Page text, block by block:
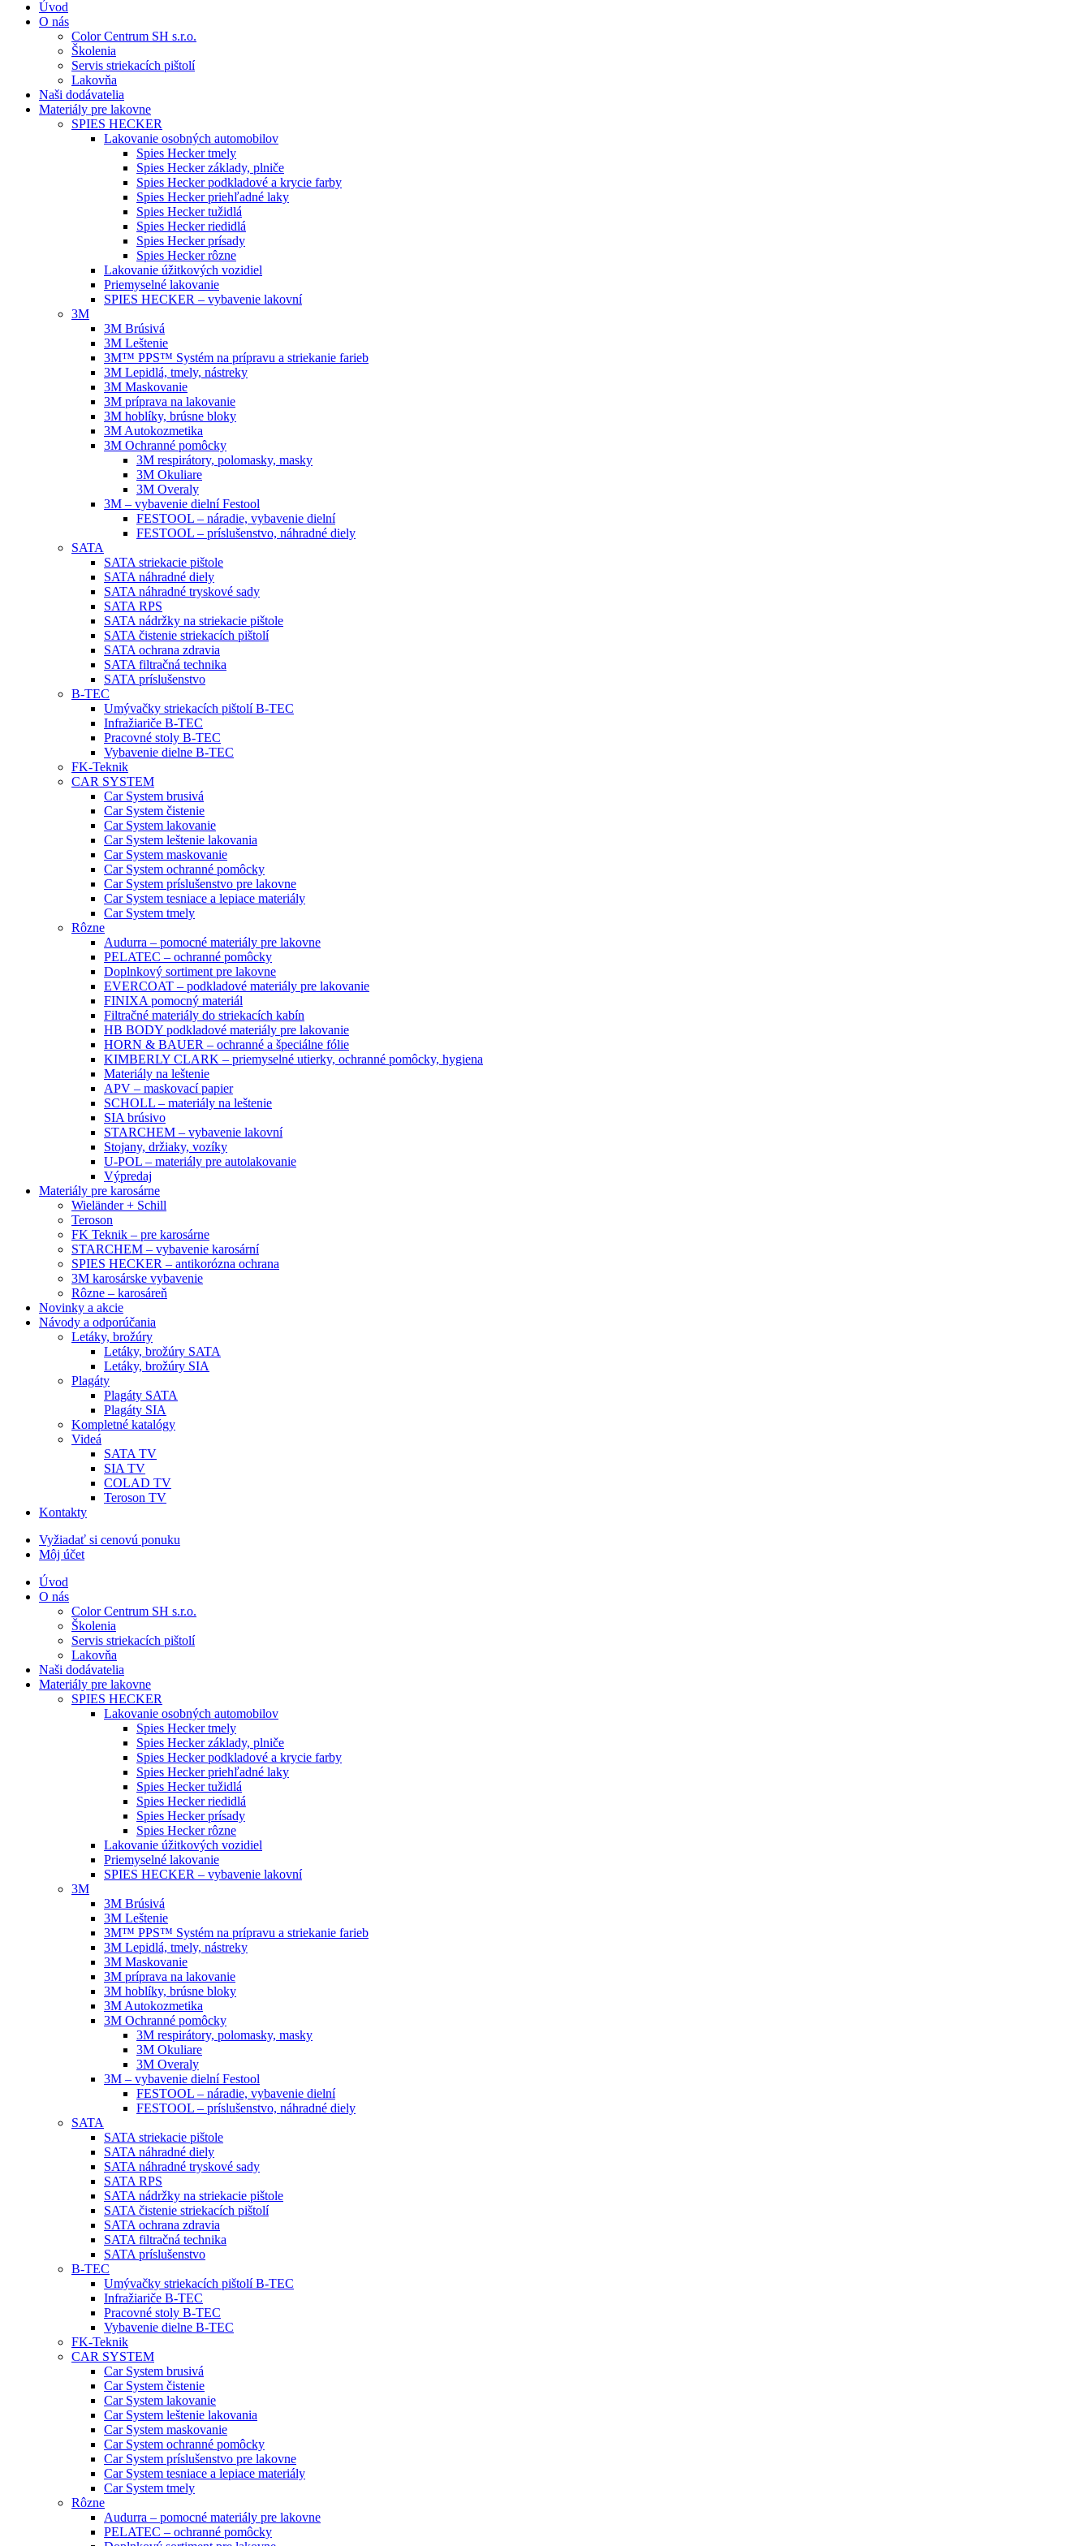
Úvod
O nás
Color Centrum SH s.r.o.
Školenia
Servis striekacích pištolí
Lakovňa
Naši dodávatelia
Materiály pre lakovne
SPIES HECKER
Lakovanie osobných automobilov
Spies Hecker tmely
Spies Hecker základy, plniče
Spies Hecker podkladové a krycie farby
Spies Hecker priehľadné laky
Spies Hecker tužidlá
Spies Hecker riedidlá
Spies Hecker prísady
Spies Hecker rôzne
Lakovanie úžitkových vozidiel
Priemyselné lakovanie
SPIES HECKER – vybavenie lakovní
3M
3M Brúsivá
3M Leštenie
3M™ PPS™ Systém na prípravu a striekanie farieb
3M Lepidlá, tmely, nástreky
3M Maskovanie
3M príprava na lakovanie
3M hoblíky, brúsne bloky
3M Autokozmetika
3M Ochranné pomôcky
3M respirátory, polomasky, masky
3M Okuliare
3M Overaly
3M – vybavenie dielní Festool
FESTOOL – náradie, vybavenie dielní
FESTOOL – príslušenstvo, náhradné diely
SATA
SATA striekacie pištole
SATA náhradné diely
SATA náhradné tryskové sady
SATA RPS
SATA nádržky na striekacie pištole
SATA čistenie striekacích pištolí
SATA ochrana zdravia
SATA filtračná technika
SATA príslušenstvo
B-TEC
Umývačky striekacích pištolí B-TEC
Infražiariče B-TEC
Pracovné stoly B-TEC
Vybavenie dielne B-TEC
FK-Teknik
CAR SYSTEM
Car System brusivá
Car System čistenie
Car System lakovanie
Car System leštenie lakovania
Car System maskovanie
Car System ochranné pomôcky
Car System príslušenstvo pre lakovne
Car System tesniace a lepiace materiály
Car System tmely
Rôzne
Audurra – pomocné materiály pre lakovne
PELATEC – ochranné pomôcky
Doplnkový sortiment pre lakovne
EVERCOAT – podkladové materiály pre lakovanie
FINIXA pomocný materiál
Filtračné materiály do striekacích kabín
HB BODY podkladové materiály pre lakovanie
HORN & BAUER – ochranné a špeciálne fólie
KIMBERLY CLARK – priemyselné utierky, ochranné pomôcky, hygiena
Materiály na leštenie
APV – maskovací papier
SCHOLL – materiály na leštenie
SIA brúsivo
STARCHEM – vybavenie lakovní
Stojany, držiaky, vozíky
U-POL – materiály pre autolakovanie
Výpredaj
Materiály pre karosárne
Wieländer + Schill
Teroson
FK Teknik – pre karosárne
STARCHEM – vybavenie karosární
SPIES HECKER – antikorózna ochrana
3M karosárske vybavenie
Rôzne – karosáreň
Novinky a akcie
Návody a odporúčania
Letáky, brožúry
Letáky, brožúry SATA
Letáky, brožúry SIA
Plagáty
Plagáty SATA
Plagáty SIA
Kompletné katalógy
Videá
SATA TV
SIA TV
COLAD TV
Teroson TV
Kontakty
Vyžiadať si cenovú ponuku
Môj účet
Úvod
O nás
Color Centrum SH s.r.o.
Školenia
Servis striekacích pištolí
Lakovňa
Naši dodávatelia
Materiály pre lakovne
SPIES HECKER
Lakovanie osobných automobilov
Spies Hecker tmely
Spies Hecker základy, plniče
Spies Hecker podkladové a krycie farby
Spies Hecker priehľadné laky
Spies Hecker tužidlá
Spies Hecker riedidlá
Spies Hecker prísady
Spies Hecker rôzne
Lakovanie úžitkových vozidiel
Priemyselné lakovanie
SPIES HECKER – vybavenie lakovní
3M
3M Brúsivá
3M Leštenie
3M™ PPS™ Systém na prípravu a striekanie farieb
3M Lepidlá, tmely, nástreky
3M Maskovanie
3M príprava na lakovanie
3M hoblíky, brúsne bloky
3M Autokozmetika
3M Ochranné pomôcky
3M respirátory, polomasky, masky
3M Okuliare
3M Overaly
3M – vybavenie dielní Festool
FESTOOL – náradie, vybavenie dielní
FESTOOL – príslušenstvo, náhradné diely
SATA
SATA striekacie pištole
SATA náhradné diely
SATA náhradné tryskové sady
SATA RPS
SATA nádržky na striekacie pištole
SATA čistenie striekacích pištolí
SATA ochrana zdravia
SATA filtračná technika
SATA príslušenstvo
B-TEC
Umývačky striekacích pištolí B-TEC
Infražiariče B-TEC
Pracovné stoly B-TEC
Vybavenie dielne B-TEC
FK-Teknik
CAR SYSTEM
Car System brusivá
Car System čistenie
Car System lakovanie
Car System leštenie lakovania
Car System maskovanie
Car System ochranné pomôcky
Car System príslušenstvo pre lakovne
Car System tesniace a lepiace materiály
Car System tmely
Rôzne
Audurra – pomocné materiály pre lakovne
PELATEC – ochranné pomôcky